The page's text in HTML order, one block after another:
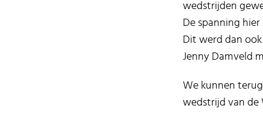
wedstrijden
De spanning
Dit werd dan
Jenny Damveld
We kunnen
wedstrijd van de